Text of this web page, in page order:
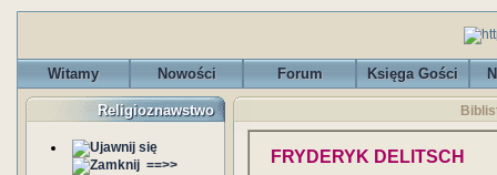
Witamy Nowości Forum Księga Gości
Religioznawstwo
==>>
FRYDERYK DELlTSCH